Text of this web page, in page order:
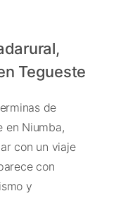
Tegueste
de
en Niumba,
con un viaje
con
y